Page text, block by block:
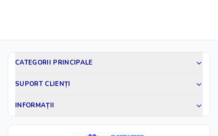
CATEGORII PRINCIPALE
SUPORT CLIENȚI
INFORMAȚII